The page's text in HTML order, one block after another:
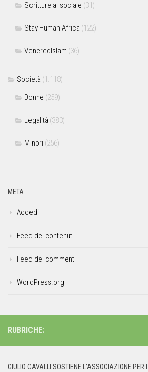
Scritture al sociale (31)
Stay Human Africa (122)
VeneredIslam (36)
Società (1.118)
Donne (259)
Legalità (383)
Minori (256)
META
Accedi
Feed dei contenuti
Feed dei commenti
WordPress.org
RUBRICHE:
GIULIO CAVALLI SOSTIENE L’ASSOCIAZIONE PER